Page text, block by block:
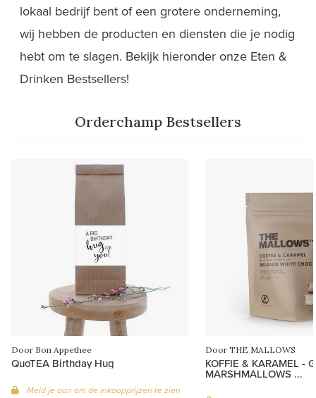
lokaal bedrijf bent of een grotere onderneming,
wij hebben de producten en diensten die je nodig
hebt om te slagen. Bekijk hieronder onze Eten &
Drinken Bestsellers!
Orderchamp Bestsellers
Door Bon Appethee
QuoTEA Birthday Hug
Meld je aan om de inkoopprijzen te zien
Door THE MALLOWS
KOFFIE & KARAMEL -
MARSHMALLOWS ...